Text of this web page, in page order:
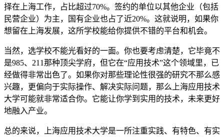
择在上海工作，占比超过70%。签约的单位以其他企业（包括
民营企业）为主，国有企业也占了近20%。这就说明，如果你
想留在上海发展，这所学校能给你提供不错的平台和机会。
当然，选学校不能光看好的一面。你也要考虑清楚，它毕竟不
是985、211那种顶尖学府，但它在“应用技术”这个领域里，已
经做得非常出色了。如果你对那些理论性很强的研究不那么感
兴趣，更偏向于实际操作、解决实际问题，那么上海应用技术
大学可能就非常适合你。它能让你学到实用的技术，未来更好
地融入产业。
总的来说，上海应用技术大学是一所注重实践、有特色、有实